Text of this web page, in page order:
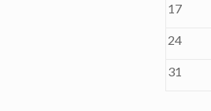
17
24
31